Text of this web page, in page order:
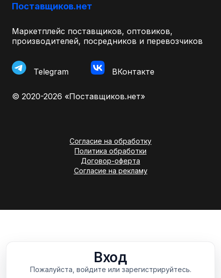
Поставщиков.нет
Маркетплейс поставщиков, оптовиков,
производителей, посредников и перевозчиков
Telegram ВКонтакте
© 2020-2026 «Поставщиков.нет»
Согласие на обработку
Политика обработки
Договор-оферта
Согласие на рекламу
Вход
Пожалуйста, войдите или зарегистрируйтесь.